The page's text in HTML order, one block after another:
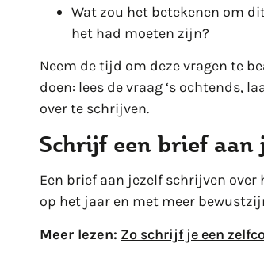
Wat zou het betekenen om
het had moeten zijn?
Neem de tijd om deze vragen te
doen: lees de vraag ‘s ochtends,
over te schrijven.
Schrijf een brief aan
Een brief aan jezelf schrijven
op het jaar en met meer
Meer lezen: Zo schrijf je een